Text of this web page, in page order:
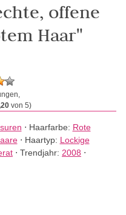
offene
Haar"
von 5)
⋅ Haarfarbe: Rote
⋅ Haartyp: Lockige
⋅ Trendjahr: 2008 ⋅